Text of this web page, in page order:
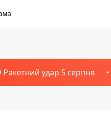
Ракетний удар 5 серпня